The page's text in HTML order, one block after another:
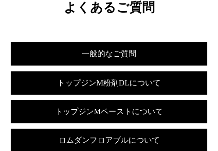
よくあるご質問
一般的なご質問
トップジンM粉剤DLについて
トップジンMペーストについて
ロムダンフロアブルについて